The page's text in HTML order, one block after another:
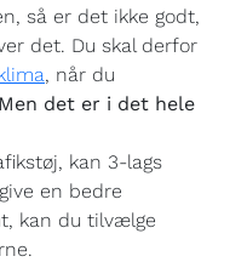
så er det ikke godt,
det. Du skal derfor
, når du
Men det er i det hele
kan 3-lags
en bedre
kan du tilvælge